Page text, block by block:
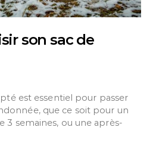
son sac de
est essentiel pour passer
que ce soit pour un
3 semaines, ou une après-